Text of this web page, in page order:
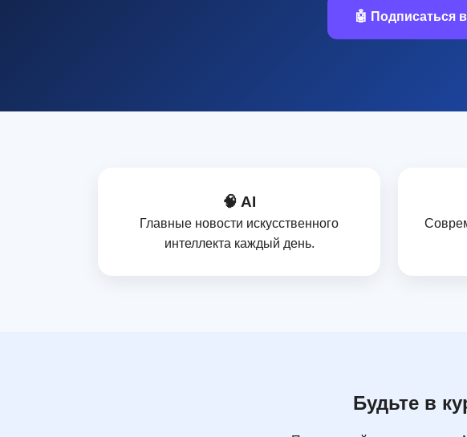
🤖 Подписаться
🧠 AI
Главные новости искусственного
интеллекта каждый день.
Будьте в